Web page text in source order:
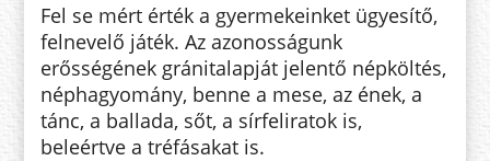
Fel se mért érték a gyermekeinket ügyesítő,
felnevelő játék. Az azo­nos­ságunk
erősségének gránitalapját je­lentő népköltés,
néphagyomány, ben­ne a mese, az ének, a
tánc, a ballada, sőt, a sírfeliratok is,
beleértve a tréfásakat is.